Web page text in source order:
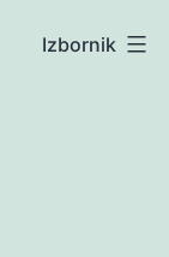
Izbornik